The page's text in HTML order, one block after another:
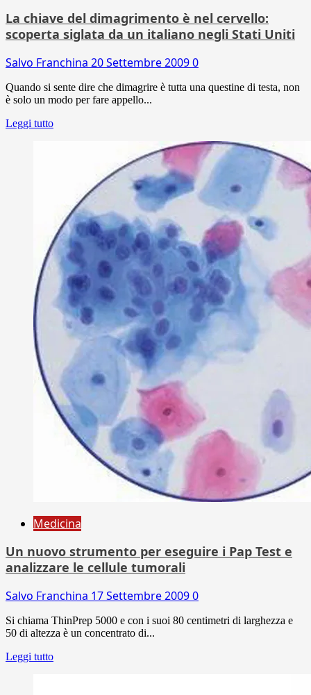
La chiave del dimagrimento è nel cervello:
scoperta siglata da un italiano negli Stati Uniti
Salvo Franchina 20 Settembre 20090
Quando si sente dire che dimagrire è tutta una questine di testa, non
è solo un modo per fare appello...
Leggi tutto
Medicina
Un nuovo strumento per eseguire i Pap Test e
analizzare le cellule tumorali
Salvo Franchina 17 Settembre 20090
Si chiama ThinPrep 5000 e con i suoi 80 centimetri di larghezza e
50 di altezza è un concentrato di...
Leggi tutto